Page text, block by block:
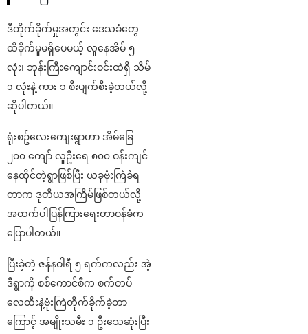
ဒီတိုက်ခိုက်မှုအတွင်း ဒေသခံတွေ
ထိခိုက်မှုမရှိပေမယ့် လူနေအိမ် ၅
လုံး၊ ဘုန်းကြီးကျောင်းဝင်းထဲရှိ သိမ်
၁ လုံးနဲ့ ကား ၁ စီးပျက်စီးခဲ့တယ်လို့
ဆိုပါတယ်။
ရုံးစဥ်လေးကျေးရွာဟာ အိမ်ခြေ
၂၀၀ ကျော် လူဦးရေ ၈၀၀ ဝန်းကျင်
နေထိုင်တဲ့ရွာဖြစ်ပြီး ယခုဗုံးကြဲခံရ
တာက ဒုတိယအကြိမ်ဖြစ်တယ်လို့
အထက်ပါပြန်ကြားရေးတာဝန်ခံက
ပြောပါတယ်။
ပြီးခဲ့တဲ့ ဇန်နဝါရီ ၅ ရက်ကလည်း အဲ့
ဒီရွာကို စစ်ကောင်စီက စက်တပ်
လေထီးနဲ့ဗုံးကြဲတိုက်ခိုက်ခဲ့တာ
ကြောင့် အမျိုးသမီး ၁ ဦးသေဆုံးပြီး